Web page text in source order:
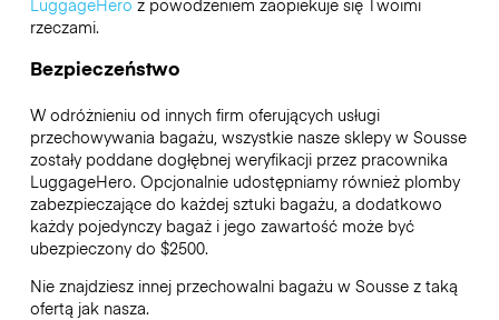
LuggageHero z powodzeniem zaopiekuje się Twoimi
rzeczami.
Bezpieczeństwo
W odróżnieniu od innych firm oferujących usługi
przechowywania bagażu, wszystkie nasze sklepy w Sousse
zostały poddane dogłębnej weryfikacji przez pracownika
LuggageHero. Opcjonalnie udostępniamy również plomby
zabezpieczające do każdej sztuki bagażu, a dodatkowo
każdy pojedynczy bagaż i jego zawartość może być
ubezpieczony do $2500.
Nie znajdziesz innej przechowalni bagażu w Soussez taką
ofertą jak nasza.